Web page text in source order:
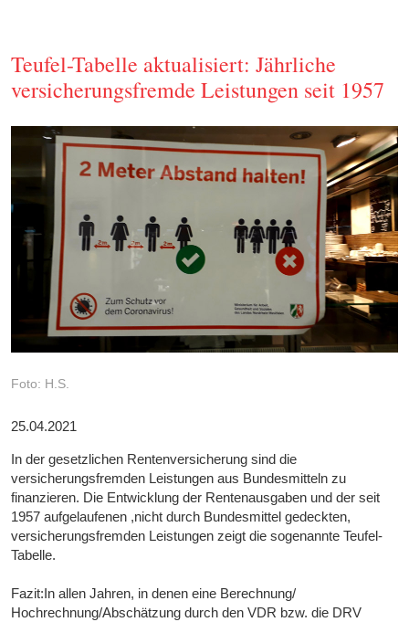
Teufel-Tabelle aktualisiert: Jährliche
versicherungsfremde Leistungen seit 1957
Foto: H.S.
25.04.2021
In der gesetzlichen Rentenversicherung sind die
versicherungsfremden Leistungen aus Bundesmitteln zu
finanzieren. Die Entwicklung der Rentenausgaben und der seit
1957 aufgelaufenen ,nicht durch Bundesmittel gedeckten,
versicherungsfremden Leistungen zeigt die sogenannte Teufel-
Tabelle.
Fazit:In allen Jahren, in denen eine Berechnung/
Hochrechnung/Abschätzung durch den VDR bzw. die DRV